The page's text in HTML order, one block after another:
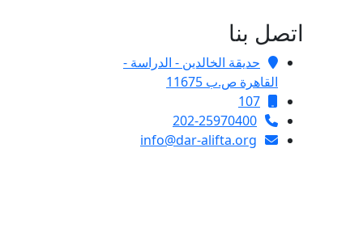
اتصل بنا
حديقة الخالدين - الدراسة -
القاهرة ص.ب 11675
107
202-25970400
info@dar-alifta.org